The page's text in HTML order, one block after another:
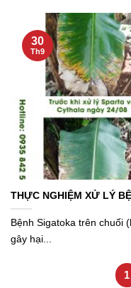
THỰC NGHIỆM XỬ LÝ
Bệnh Sigatoka trên chuối
gây hại...
30
Th9
1